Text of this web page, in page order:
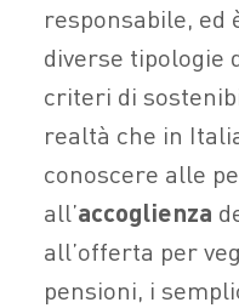
responsabile, ed
diverse tipologie
criteri di
realtà che in
conoscere alle
all’accoglienza
all’offerta per
pensioni, i